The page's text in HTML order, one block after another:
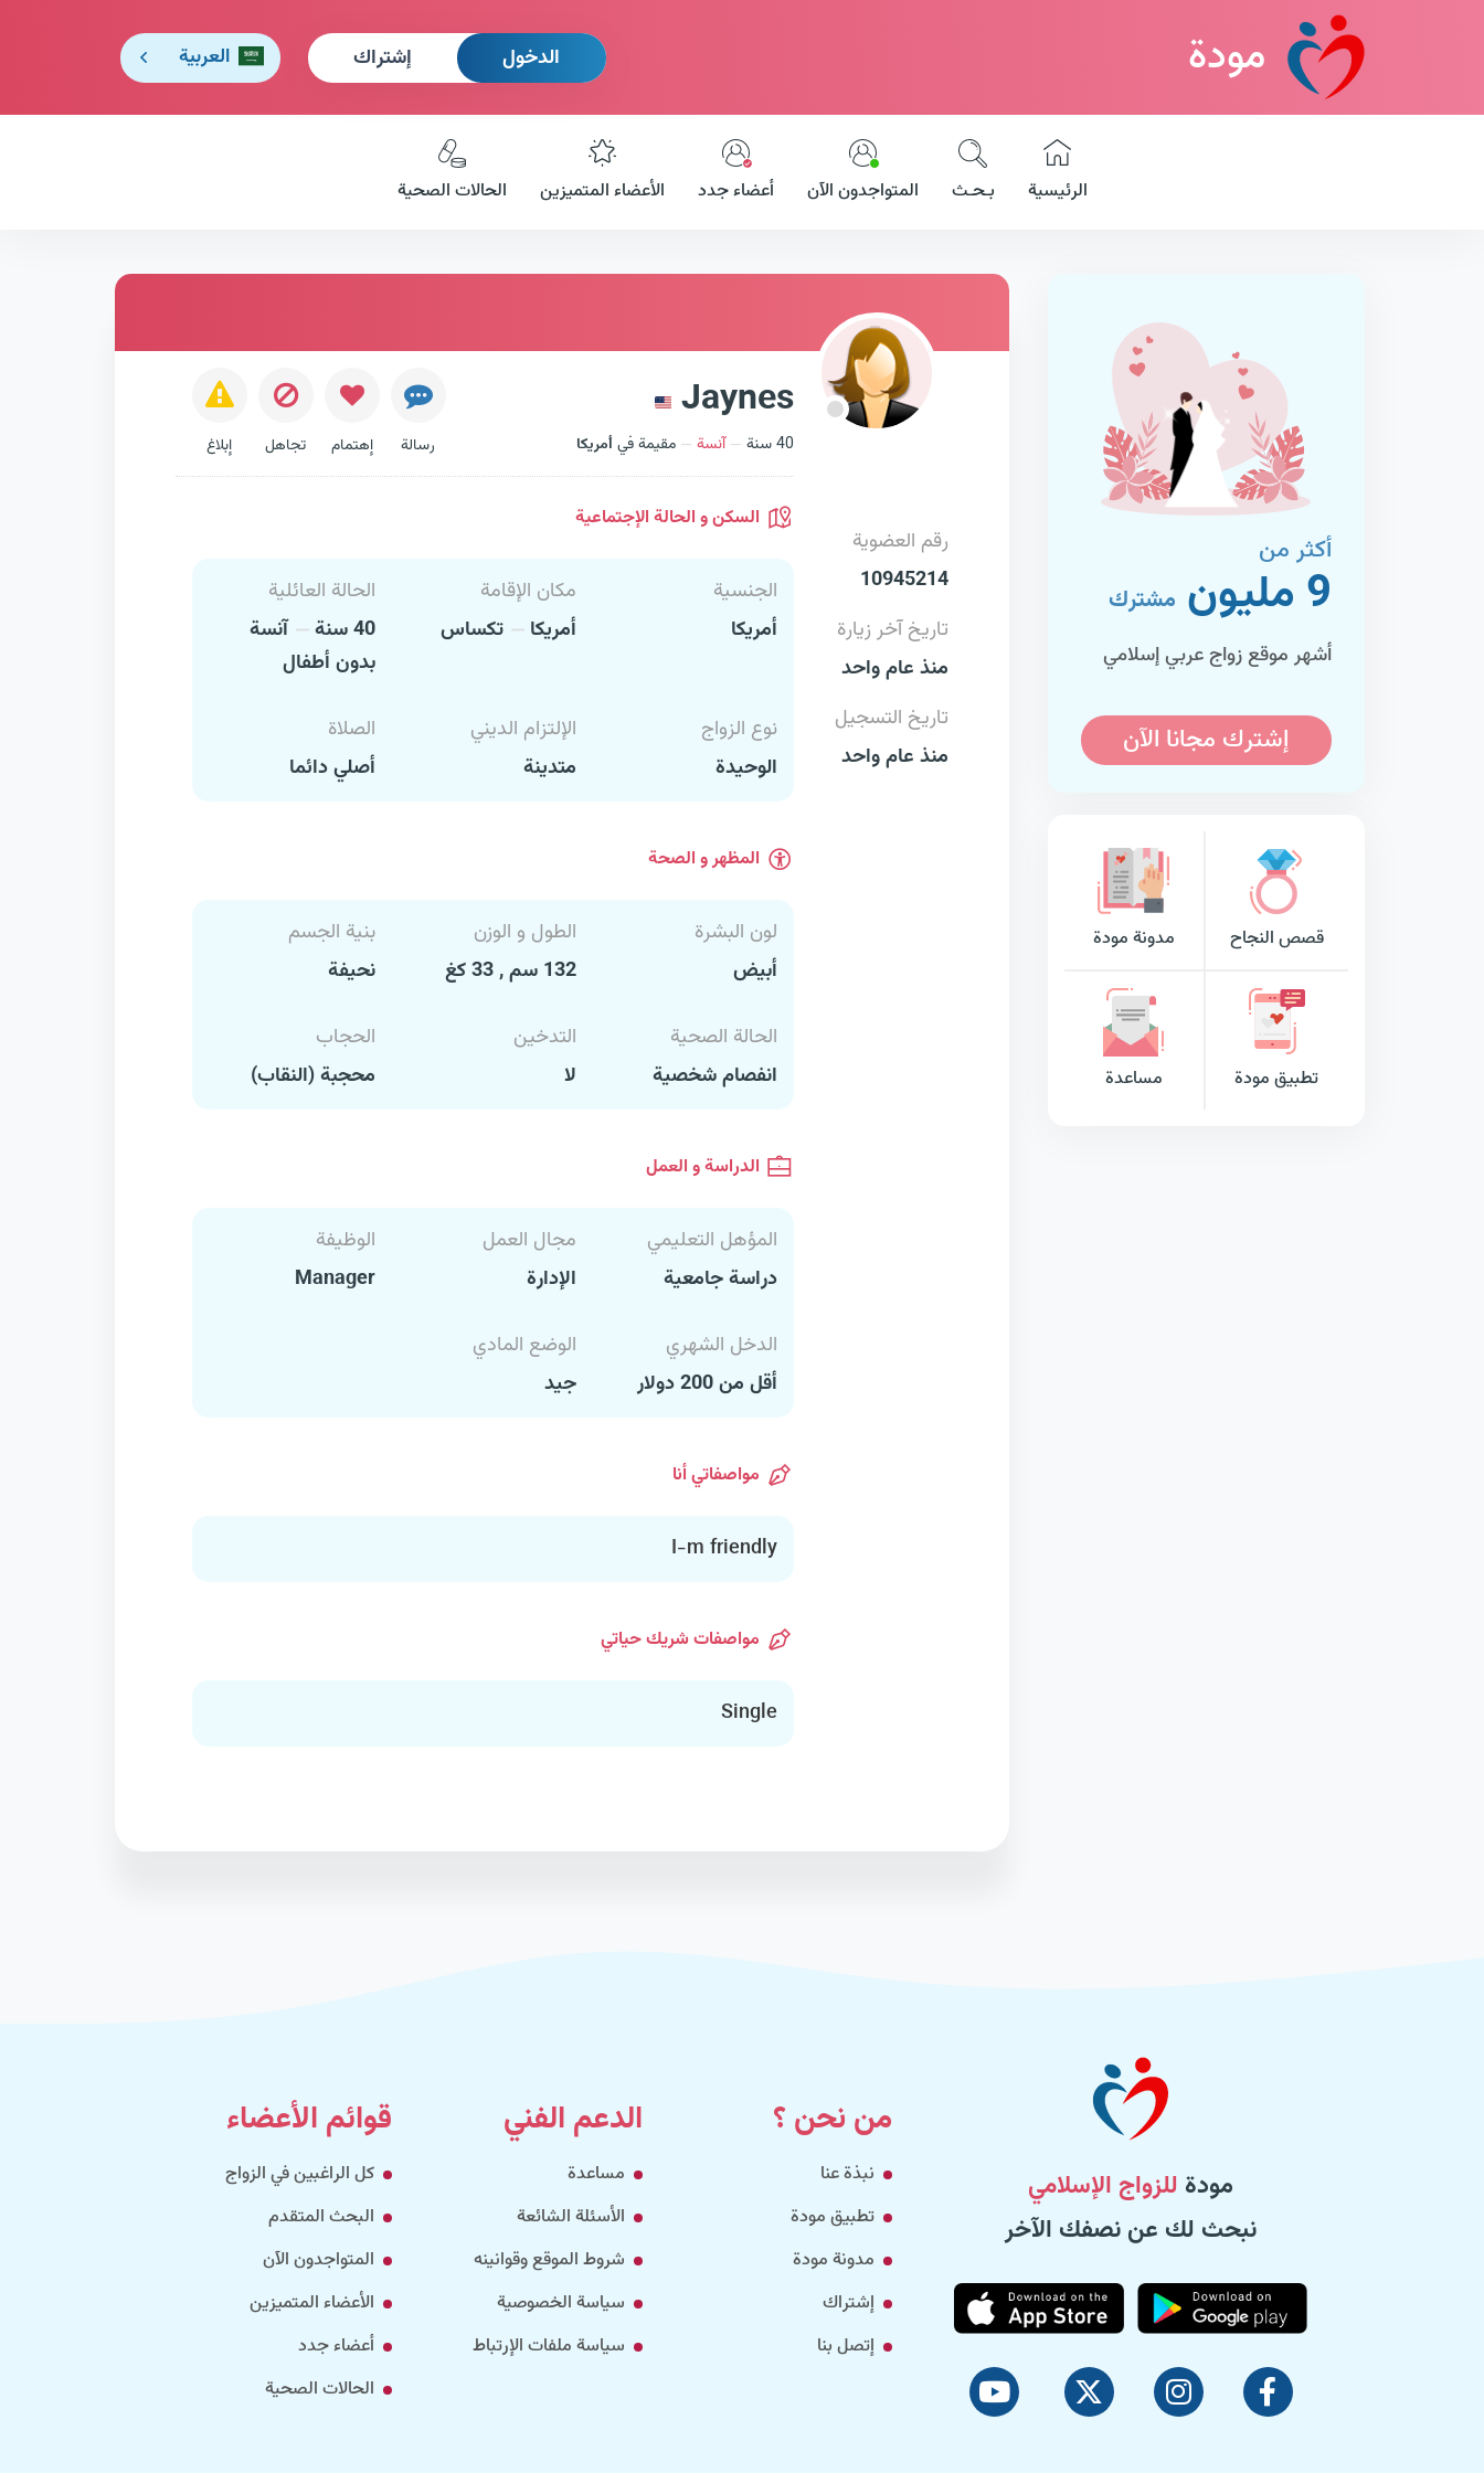
مودة الدخول إشتراك العربية
الرئيسية بـحـث المتواجدون الآن أعضاء جدد الأعضاء المتميزين الحالات الصحية
أكثر من
9 مليون مشترك
أشهر موقع زواج عربي إسلامي
إشترك مجانا الآن
قصص النجاح مدونة مودة
تطبيق مودة مساعدة
Jaynes
40 سنة آنسة مقيمة في أمريكا رسالة إهتمام تجاهل إبلاغ
رقم العضوية
10945214
تاريخ آخر زيارة
منذ عام واحد
تاريخ التسجيل
منذ عام واحد
السكن و الحالة الإجتماعية
الجنسية
أمريكا
مكان الإقامة
أمريكا
تكساس
الحالة العائلية
40 سنة
آنسة
بدون أطفال
نوع الزواج
الوحيدة
الإلتزام الديني
متدينة
الصلاة
أصلي دائما
المظهر و الصحة
لون البشرة
أبيض
الطول و الوزن
132 سم , 33 كغ
بنية الجسم
نحيفة
الحالة الصحية
انفصام شخصية
التدخين
لا
الحجاب
محجبة (النقاب)
الدراسة و العمل
المؤهل التعليمي
دراسة جامعية
مجال العمل
الإدارة
الوظيفة
Manager
الدخل الشهري
أقل من 200 دولار
الوضع المادي
جيد
مواصفاتي أنا
I-m friendly
مواصفات شريك حياتي
Single
مودة للزواج الإسلامي
نبحث لك عن نصفك الآخر
من نحن ؟
نبذة عنا
تطبيق مودة
مدونة مودة
إشتراك
إتصل بنا
الدعم الفني
مساعدة
الأسئلة الشائعة
شروط الموقع وقوانينه
سياسة الخصوصية
سياسة ملفات الإرتباط
قوائم الأعضاء
كل الراغبين في الزواج
البحث المتقدم
المتواجدون الآن
الأعضاء المتميزين
أعضاء جدد
الحالات الصحية